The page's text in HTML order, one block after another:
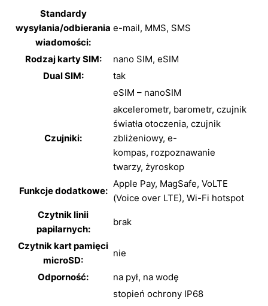
Standardy
wysyłania/odbierania
wiadomości:
e-mail, MMS, SMS
Rodzaj karty SIM: nano SIM, eSIM
Dual SIM:
tak
eSIM – nanoSIM
Czujniki:
akcelerometr, barometr, czujnik
światła otoczenia, czujnik
zbliżeniowy, e-
kompas, rozpoznawanie
twarzy, żyroskop
Funkcje dodatkowe:
Apple Pay, MagSafe, VoLTE
(Voice over LTE), Wi-Fi hotspot
Czytnik linii
papilarnych:
brak
Czytnik kart pamięci
microSD:
nie
Odporność: na pył, na wodę
stopień ochrony IP68